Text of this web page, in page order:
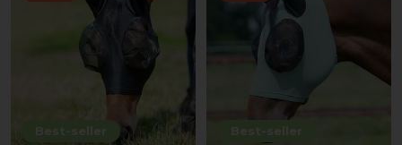
Best-seller Best-seller